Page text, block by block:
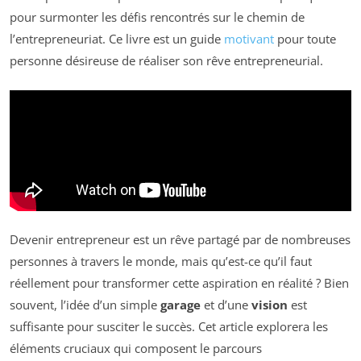
pour surmonter les défis rencontrés sur le chemin de
l’entrepreneuriat. Ce livre est un guide motivant pour toute
personne désireuse de réaliser son rêve entrepreneurial.
Devenir entrepreneur est un rêve partagé par de nombreuses
personnes à travers le monde, mais qu’est-ce qu’il faut
réellement pour transformer cette aspiration en réalité ? Bien
souvent, l’idée d’un simple garage et d’une vision est
suffisante pour susciter le succès. Cet article explorera les
éléments cruciaux qui composent le parcours